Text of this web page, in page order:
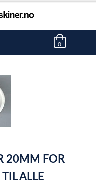
0
20MM FOR
ALLE